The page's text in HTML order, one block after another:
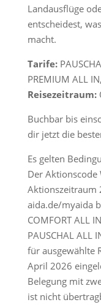
Landausflüge
entscheidest,
macht.
Tarife:
PREMIUM ALL
Reisezeitraum:
Buchbar bis
dir jetzt die
Es gelten
Der Aktionscode
Aktionszeitraum
aida.de/myaida
COMFORT ALL
PAUSCHAL ALL
für ausgewählte
April 2026
Belegung mit
ist nicht